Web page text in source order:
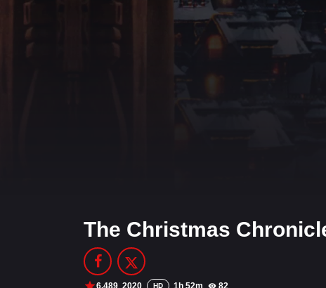
The Christmas
6.489 2020 HD 1h 52m 82